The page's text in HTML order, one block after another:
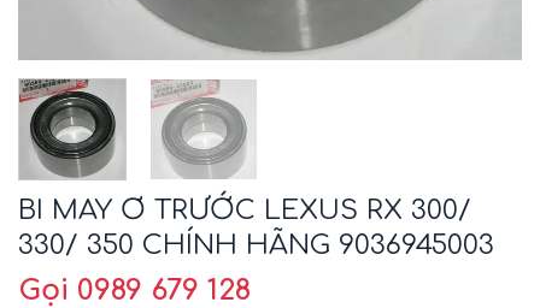
BI MAY Ơ TRƯỚC LEXUS RX 300/
330/ 350 CHÍNH HÃNG 9036945003
Gọi 0989 679 128